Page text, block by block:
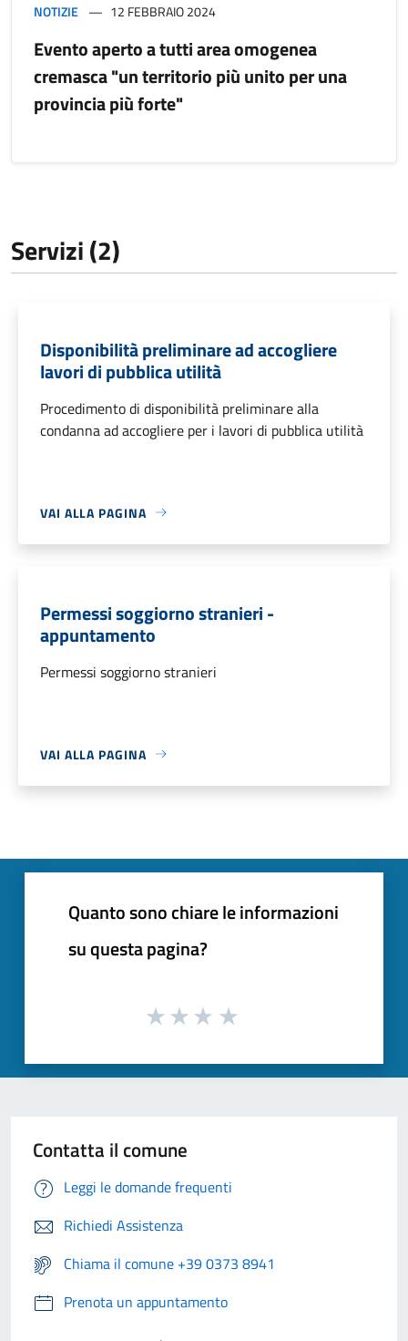
NOTIZIE 12 FEBBRAIO 2024
Evento aperto a tutti area omogenea
cremasca "un territorio più unito per una
provincia più forte"
Servizi (2)
Disponibilità preliminare ad accogliere
lavori di pubblica utilità
Procedimento di disponibilità preliminare alla
condanna ad accogliere per i lavori di pubblica utilità
VAI ALLA PAGINA
Permessi soggiorno stranieri -
appuntamento
Permessi soggiorno stranieri
VAI ALLA PAGINA
Quanto sono chiare le informazioni
su questa pagina?
Contatta il comune
Leggi le domande frequenti
Richiedi Assistenza
Chiama il comune +39 0373 8941
Prenota un appuntamento